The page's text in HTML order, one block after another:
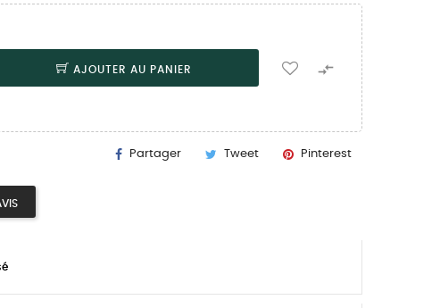
AJOUTER AU PANIER 
Partager Tweet Pinterest